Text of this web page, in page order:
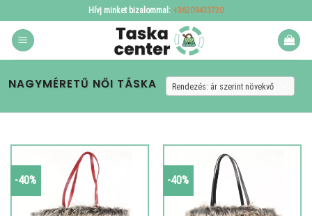
to
content
Hívj minket bizalommal: +36209433720
NAGYMÉRETŰ NŐI TÁSKA
-40% -40%